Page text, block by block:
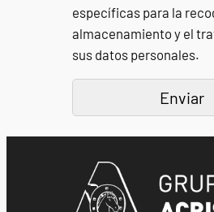
específicas para la
almacenamiento y el
sus datos personales.